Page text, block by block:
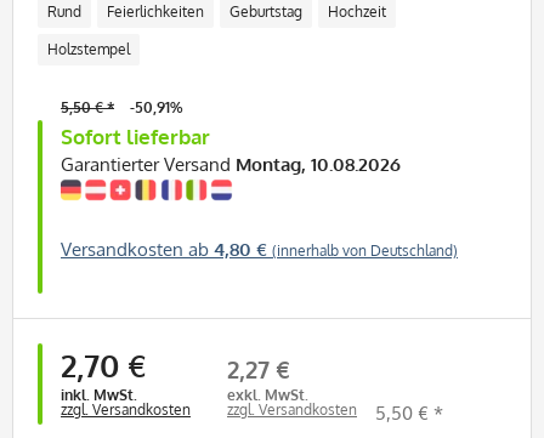
Rund Feierlichkeiten Geburtstag Hochzeit
Holzstempel
Sofort lieferbar
Garantierter Versand Montag, 10.08.2026
Versandkosten ab 4,80 € (innerhalb von Deutschland)
5,50 € * -50,91%
2,70 €
inkl. MwSt.
zzgl. Versandkosten
2,27 €
exkl. MwSt.
zzgl. Versandkosten
5,50 € *